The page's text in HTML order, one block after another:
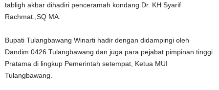
tabligh akbar dihadiri penceramah kondang Dr. KH Syarif
Rachmat.,SQ MA.
Bupati Tulangbawang Winarti hadir dengan didampingi oleh
Dandim 0426 Tulangbawang dan juga para pejabat pimpinan tinggi
Pratama di lingkup Pemerintah setempat, Ketua MUI
Tulangbawang.